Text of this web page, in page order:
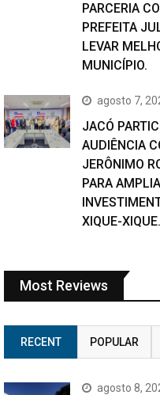
PARCERIA
PREFEITA
LEVAR
MUNICÍPIO.
agosto 7,
JACÓ
AUDIÊNCIA
JERÔNIMO
PARA
XIQUE-XIQUE.
Most Reviews
RECENT POPULAR
agosto 8,